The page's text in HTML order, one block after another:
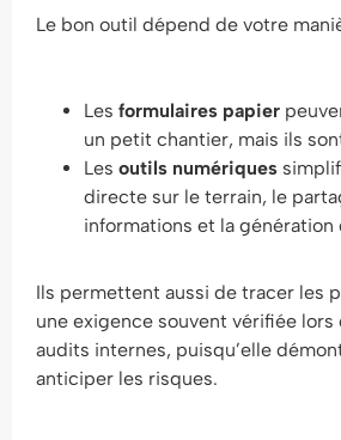
Le bon outil dépend de votre
Les formulaires papier
un petit chantier, mais ils
Les outils numériques
directe sur le terrain, le
informations et la génération
Ils permettent aussi de tracer les
une exigence souvent vérifiée lors
audits internes, puisqu’elle
anticiper les risques.